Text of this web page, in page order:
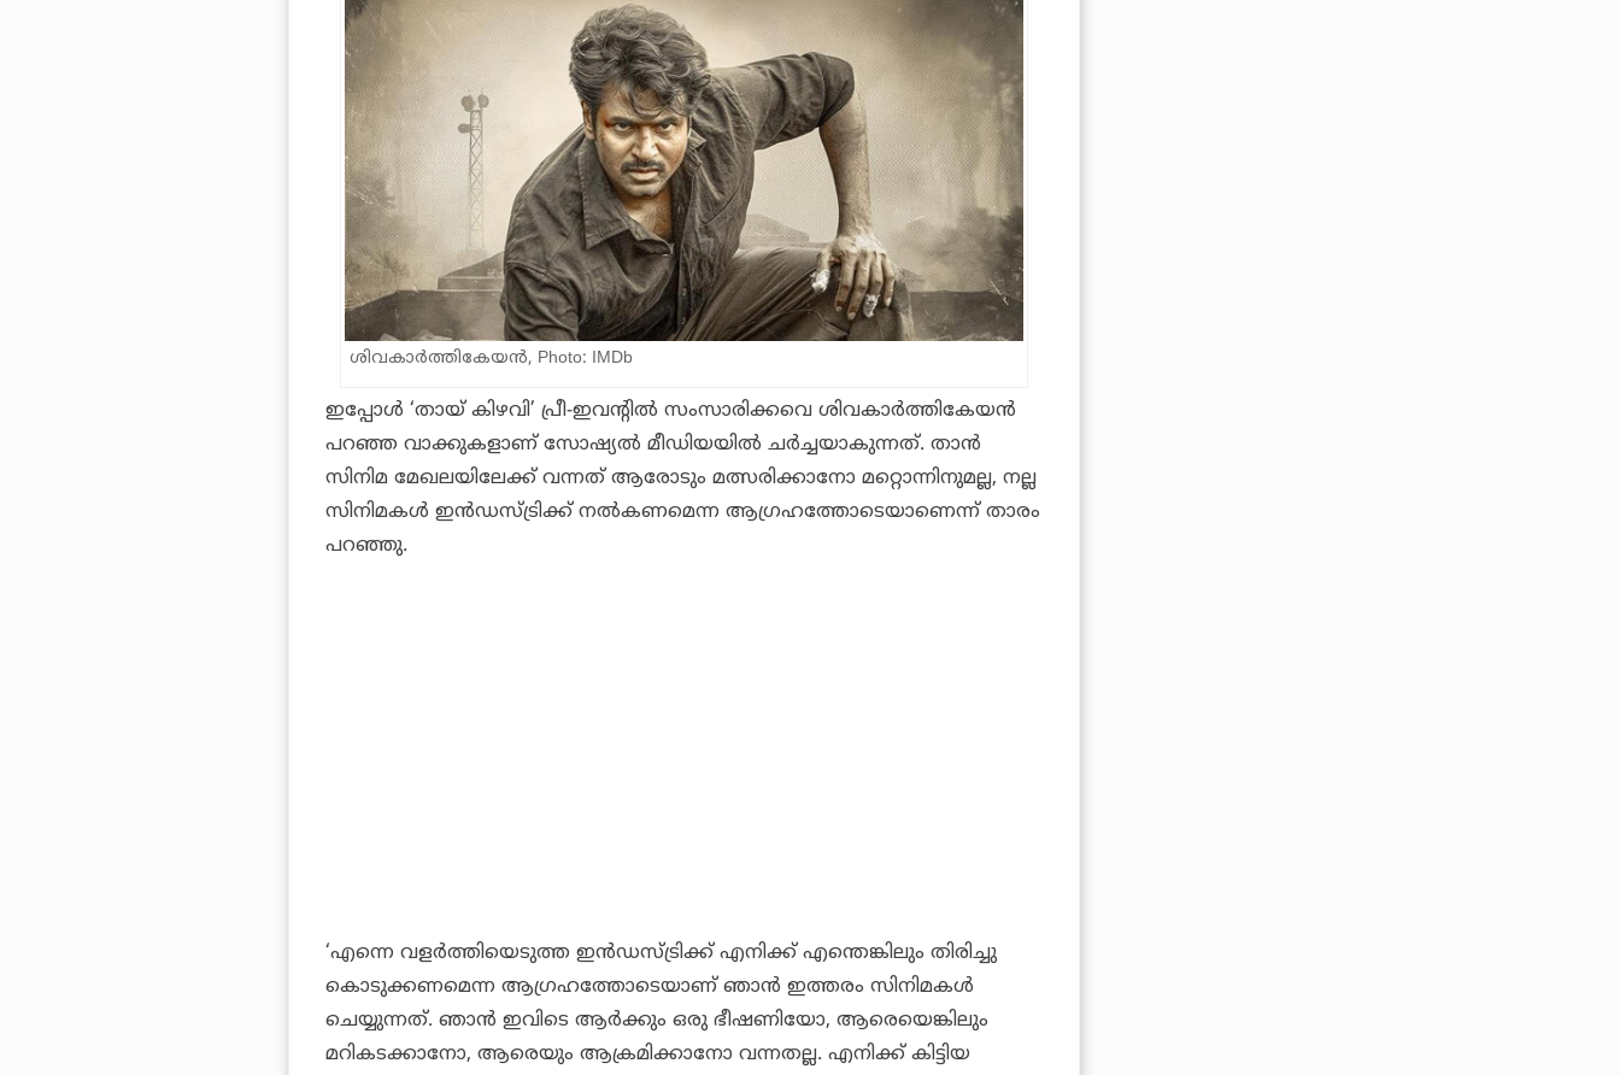
ശിവകാർത്തികേയൻ, Photo: IMDb
ഇപ്പോൾ ‘തായ് കിഴവി’ പ്രീ-ഇവന്റിൽ സംസാരിക്കവെ ശിവകാർത്തികേയൻ
പറഞ്ഞ വാക്കുകളാണ് സോഷ്യൽ മീഡിയയിൽ ചർച്ചയാകുന്നത്. താൻ
സിനിമ മേഖലയിലേക്ക് വന്നത് ആരോടും മത്സരിക്കാനോ മറ്റൊന്നിനുമല്ല, നല്ല
സിനിമകൾ ഇൻഡസ്ട്രിക്ക് നൽകണമെന്ന ആഗ്രഹത്തോടെയാണെന്ന് താരം
പറഞ്ഞു.
‘എന്നെ വളർത്തിയെടുത്ത ഇൻഡസ്ട്രിക്ക് എനിക്ക് എന്തെങ്കിലും തിരിച്ചു
കൊടുക്കണമെന്ന ആഗ്രഹത്തോടെയാണ് ഞാൻ ഇത്തരം സിനിമകൾ
ചെയ്യുന്നത്. ഞാൻ ഇവിടെ ആർക്കും ഒരു ഭീഷണിയോ, ആരെയെങ്കിലും
മറികടക്കാനോ, ആരെയും ആക്രമിക്കാനോ വന്നതല്ല. എനിക്ക് കിട്ടിയ